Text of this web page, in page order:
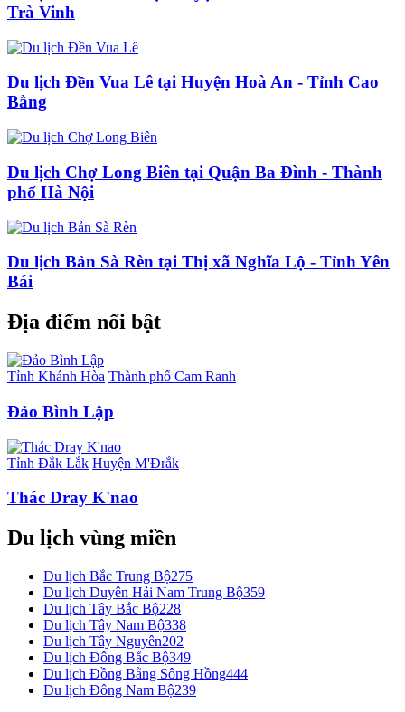
Trà Vinh
Du lịch Đền Vua Lê tại Huyện Hoà An - Tỉnh Cao
Bằng
Du lịch Chợ Long Biên tại Quận Ba Đình - Thành
phố Hà Nội
Du lịch Bản Sà Rèn tại Thị xã Nghĩa Lộ - Tỉnh Yên
Bái
Địa điểm nổi bật
Tỉnh Khánh Hòa Thành phố Cam Ranh
Đảo Bình Lập
Tỉnh Đắk Lắk Huyện M'Đrắk
Thác Dray K'nao
Du lịch vùng miền
Du lịch Bắc Trung Bộ275
Du lịch Duyên Hải Nam Trung Bộ359
Du lịch Tây Bắc Bộ228
Du lịch Tây Nam Bộ338
Du lịch Tây Nguyên202
Du lịch Đông Bắc Bộ349
Du lịch Đồng Bằng Sông Hồng444
Du lịch Đông Nam Bộ239